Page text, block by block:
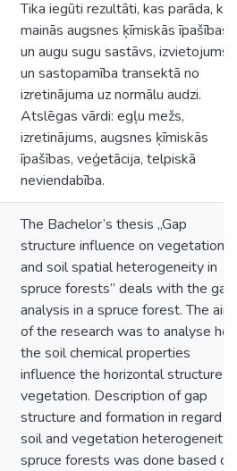
Tika iegūti rezultāti, kas parāda, kā
mainās augsnes ķīmiskās īpašības
un augu sugu sastāvs, izvietojums
un sastopamība transektā no
izretinājuma uz normālu audzi.
Atslēgas vārdi: egļu mežs,
izretinājums, augsnes ķīmiskās
īpašības, veģetācija, telpiskā
neviendabība.
The Bachelor’s thesis „Gap
structure influence on vegetation
and soil spatial heterogeneity in
spruce forests” deals with the gap
analysis in a spruce forest. The aim
of the research was to analyse
the soil chemical properties
influence the horizontal structure
vegetation. Description of gap
structure and formation in regard
soil and vegetation heterogeneity
spruce forests was done based on